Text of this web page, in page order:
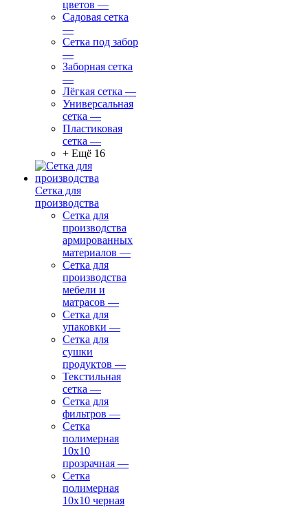
цветов —
Садовая сетка
—
Сетка под забор
—
Заборная сетка
—
Лёгкая сетка —
Универсальная
сетка —
Пластиковая
сетка —
+ Ещё 16
Сетка для
производства
Сетка для
производства
армированных
материалов —
Сетка для
производства
мебели и
матрасов —
Сетка для
упаковки —
Сетка для
сушки
продуктов —
Текстильная
сетка —
Сетка для
фильтров —
Сетка
полимерная
10х10
прозрачная —
Сетка
полимерная
10х10 черная